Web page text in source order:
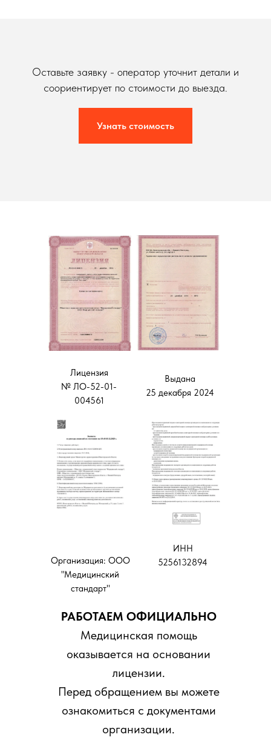
Оставьте заявку - оператор уточнит детали и
соориентирует по стоимости до выезда.
Узнать стоимость
Лицензия
№ ЛО-52-01-
004561
Выдана
25 декабря 2024
Организация: ООО
"Медицинский
стандарт"
ИНН
5256132894
РАБОТАЕМ ОФИЦИАЛЬНО
Медицинская помощь
оказывается на основании
лицензии.
Перед обращением вы можете
ознакомиться с документами
организации.